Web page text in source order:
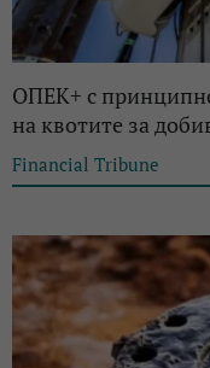
ОПЕК+ с
на квотите за
Financial Tribune